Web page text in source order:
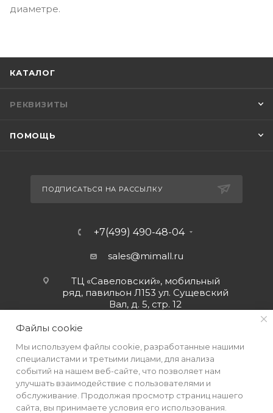
диаметре.
КАТАЛОГ
РЕКВИЗИТЫ
ПОМОЩЬ
ПОДПИСАТЬСЯ НА РАССЫЛКУ
+7(499) 490-48-04
sales@mimall.ru
ТЦ «Савеловский», мобильный
ряд, павильон Л153 ул. Сущевский
Вал, д. 5, стр. 12
Файлы cookie
Мы используем файлы cookie, разработанные нашими
специалистами и третьими лицами, для анализа
событий на нашем веб-сайте, что позволяет нам
улучшать взаимодействие с пользователями и
обслуживание. Продолжая просмотр страниц нашего
сайта, вы принимаете условия его использования.